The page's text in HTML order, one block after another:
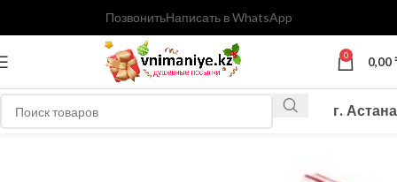
ПозвонитьНаписать в WhatsApp
0 0,00
г. Астана